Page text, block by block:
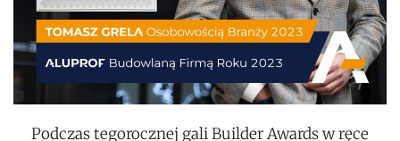
Podczas tegorocznej gali Builder Awards w ręce